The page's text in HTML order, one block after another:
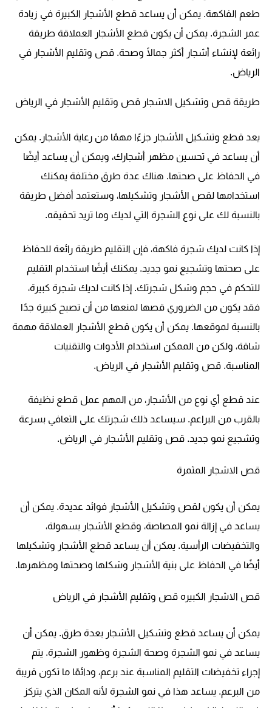
طعم الفاكهة. يمكن أن يساعد قطع الأشجار الكبيرة في زيادة
عمر الشجرة. يمكن أن يكون قطع الأشجار العملاقة طريقة
رائعة لإنشاء أشجار أكثر جمالًا وصحة. قص وتقليم الأشجار في
الرياض.
طريقة قص وتشكيل الاشجار قص وتقليم الأشجار في الرياض
يعد قطع وتشكيل الأشجار جزءًا مهمًا من رعاية الأشجار. يمكن
أن يساعد في تحسين مظهر أشجارك، ويمكن أن يساعد أيضًا
في الحفاظ على صحتها. هناك عدة طرق مختلفة يمكنك
استخدامها لقص الأشجار وتشكيلها، وستعتمد أفضل طريقة
بالنسبة لك على نوع الشجرة التي لديك وما تريد تحقيقه.
إذا كانت لديك شجرة فاكهة، فإن التقليم طريقة رائعة للحفاظ
على صحتها وتشجيع نمو جديد. يمكنك أيضًا استخدام التقليم
للتحكم في حجم وشكل شجرتك. إذا كانت لديك شجرة كبيرة،
فقد يكون من الضروري قصها لمنعها من أن تصبح كبيرة جدًا
بالنسبة لموقعها. يمكن أن يكون قطع الأشجار العملاقة مهمة
شاقة، ولكن من الممكن استخدام الأدوات والتقنيات
المناسبة. قص وتقليم الأشجار في الرياض.
عند قطع أي نوع من الأشجار، من المهم عمل قطع نظيفة
بالقرب من البراعم. سيساعد ذلك شجرتك على التعافي بسرعة
وتشجيع نمو جديد. قص وتقليم الأشجار في الرياض.
قص الاشجار المثمرة
يمكن أن يكون لقص وتشكيل الأشجار فوائد عديدة. يمكن أن
يساعد في إزالة نمو المصاصة، وقطع الأشجار بسهولة،
والتخفيضات الرأسية. يمكن أن يساعد قطع الأشجار وتشكيلها
أيضًا في الحفاظ على بنية الأشجار وشكلها وصحتها ومظهرها.
قص الاشجار الكبيره قص وتقليم الأشجار في الرياض
يمكن أن يساعد قطع وتشكيل الأشجار بعدة طرق. يمكن أن
يساعد في نمو الشجرة وصحة الشجرة وظهور الشجرة. يتم
إجراء تخفيضات التقليم المناسبة عند برعم، ودائمًا ما تكون قريبة
من البرعم. يساعد هذا في نمو الشجرة لأنه المكان الذي يتركز